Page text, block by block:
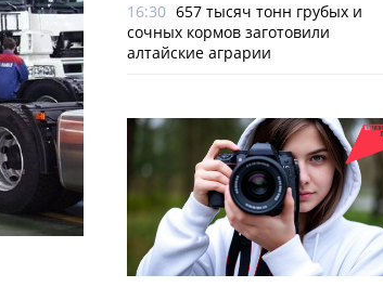
16:30 657 тысяч тонн грубых и
сочных кормов заготовили
алтайские аграрии